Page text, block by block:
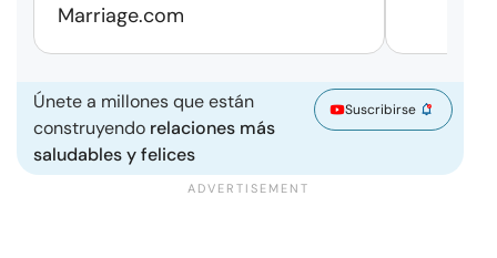
Marriage.com
Únete a millones que están
construyendo relaciones más
saludables y felices
Suscribirse